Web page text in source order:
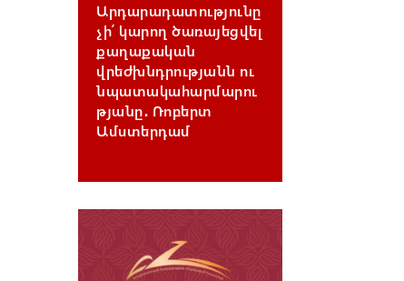
Արդարադատությունը
չի՛ կարող ծառայեցվել
քաղաքական
վրեժխնդրությանն ու
նպատակահարմարու
թյանը․ Ռոբերտ
Ամստերդամ